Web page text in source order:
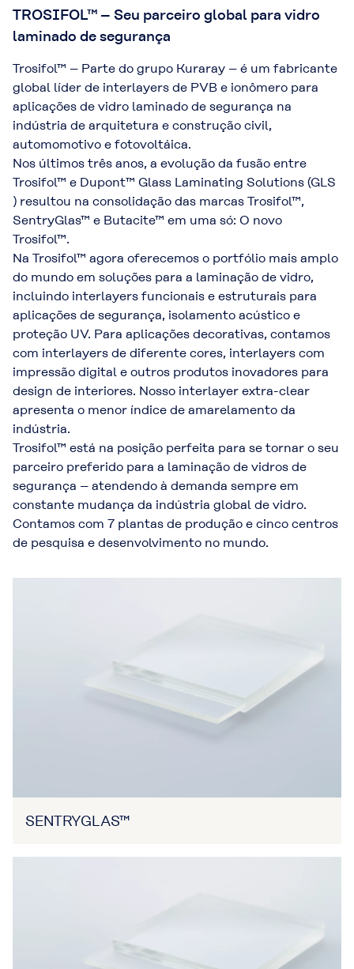
TROSIFOL™ – Seu parceiro global para vidro
laminado de segurança
Trosifol™ – Parte do grupo Kuraray – é um fabricante
global líder de interlayers de PVB e ionômero para
aplicações de vidro laminado de segurança na
indústria de arquitetura e construção civil,
automomotivo e fotovoltáica.
Nos últimos três anos, a evolução da fusão entre
Trosifol™ e Dupont™ Glass Laminating Solutions (GLS
) resultou na consolidação das marcas Trosifol™,
SentryGlas™ e Butacite™ em uma só: O novo
Trosifol™.
Na Trosifol™ agora oferecemos o portfólio mais amplo
do mundo em soluções para a laminação de vidro,
incluindo interlayers funcionais e estruturais para
aplicações de segurança, isolamento acústico e
proteção UV. Para aplicações decorativas, contamos
com interlayers de diferente cores, interlayers com
impressão digital e outros produtos inovadores para
design de interiores. Nosso interlayer extra-clear
apresenta o menor índice de amarelamento da
indústria.
Trosifol™ está na posição perfeita para se tornar o seu
parceiro preferido para a laminação de vidros de
segurança – atendendo à demanda sempre em
constante mudança da indústria global de vidro.
Contamos com 7 plantas de produção e cinco centros
de pesquisa e desenvolvimento no mundo.
SENTRYGLAS™